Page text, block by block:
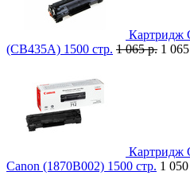
Картридж
(CB435A) 1500 стр. 1 065 р. 1
Картридж
Canon (1870B002) 1500 стр. 1